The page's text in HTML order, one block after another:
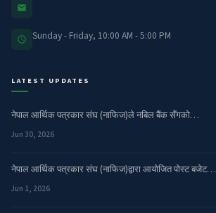
Sunday - Friday, 10:00 AM - 5:00 PM
LATEST UPDATES
नेपाल आर्थिक पत्रकार संघ (नाफिज)ले नबिल बैंक सँगको…
Jun 30, 2026
नेपाल आर्थिक पत्रकार संघ (नाफिज)द्वारा आयोजित पोस्ट बजेट…
Jun 1, 2026